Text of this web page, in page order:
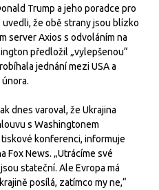
Trump a jeho poradce pro
že obě strany jsou blízko
server Axios s odvoláním na
předložil „vylepšenou“
jednání mezi USA a
dnes varoval, že Ukrajina
s Washingtonem
tiskové konferenci, informuje
Fox News. „Utrácíme své
stateční. Ale Evropa má
posílá, zatímco my ne,“